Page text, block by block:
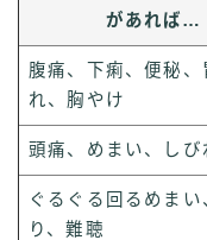
があれば…
腹痛、下痢、便秘、
れ、胸やけ
頭痛、めまい、しび
ぐるぐる回るめまい
り、難聴